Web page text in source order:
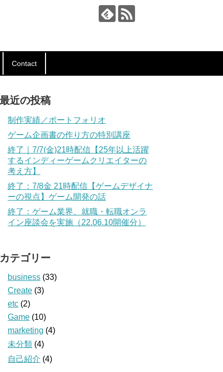
Contact
最近の投稿
制作実績／ポートフォリオ
ゲーム企画書の作り方の特別講座
終了｜7/7(金)21時配信【25年以上活躍
するインディーゲームクリエイターの
考え方】
終了：7/8金 21時配信【ゲームデザイナ
ーの視点】ゲーム開発の話
終了：ゲーム業界、就職・転職オンラ
イン座談会を実施（22.06.10開催分）
カテゴリー
business (33)
Create (3)
etc (2)
Game (10)
marketing (4)
未分類 (4)
自己紹介 (4)